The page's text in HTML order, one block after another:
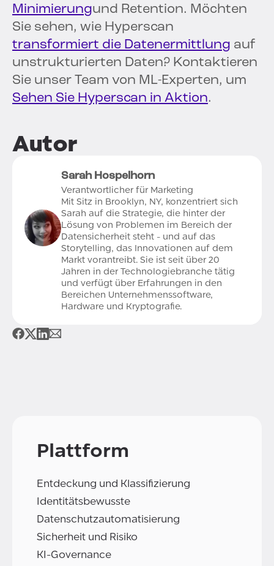
Minimierungund Retention. Möchten
Sie sehen, wie Hyperscan
transformiert die Datenermittlung auf
unstrukturierten Daten? Kontaktieren
Sie unser Team von ML-Experten, um
Sehen Sie Hyperscan in Aktion.
Autor
Sarah Hospelhorn
Verantwortlicher für Marketing
Mit Sitz in Brooklyn, NY, konzentriert sich
Sarah auf die Strategie, die hinter der
Lösung von Problemen im Bereich der
Datensicherheit steht - und auf das
Storytelling, das Innovationen auf dem
Markt vorantreibt. Sie ist seit über 20
Jahren in der Technologiebranche tätig
und verfügt über Erfahrungen in den
Bereichen Unternehmenssoftware,
Hardware und Kryptografie.
Plattform
Entdeckung und Klassifizierung
Identitätsbewusste
Datenschutzautomatisierung
Sicherheit und Risiko
KI-Governance